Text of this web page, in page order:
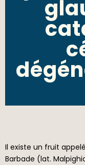
Il existe un fruit
Barbade (lat.